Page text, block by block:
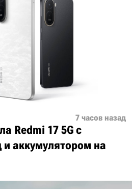
7 часов назад
Redmi 17 5G с
и аккумулятором на